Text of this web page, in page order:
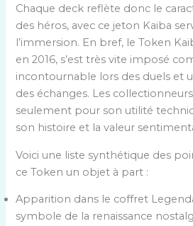
Chaque deck reflète donc le
des héros, avec ce jeton Kaiba
l’immersion. En bref, le Token
en 2016, s’est très vite imposé
incontournable lors des duels et
des échanges. Les
seulement pour son utilité
son histoire et la valeur
Voici une liste synthétique des
ce Token un objet à part :
Apparition dans le coffret
symbole de la renaissance